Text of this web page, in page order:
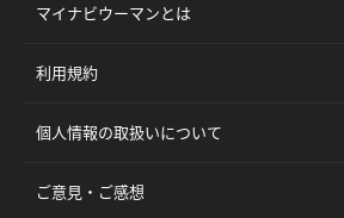
マイナビウーマンとは
利用規約
個人情報の取扱いについて
ご意見・ご感想